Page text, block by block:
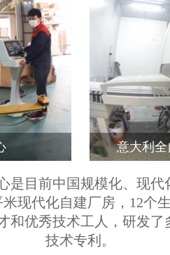
意大利
是目前中国规模化、现代
现代化自建厂房，12个
和优秀技术工人，研发了
技术专利。